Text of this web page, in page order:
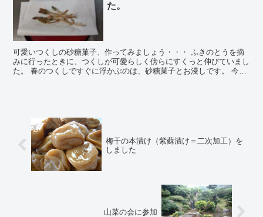
た。
可愛いつくしの砂糖菓子、作ってみましょう・・・ ふきのとうを摘
みに行ったときに、つくしが可愛らしく傍らにすくっと伸びていまし
た。 春のつくしですぐに浮かぶのは、砂糖菓子とお浸しです。 今回
梅干の本漬け（紫蘇漬け＝二次加工）を
しました
山菜の会に参加